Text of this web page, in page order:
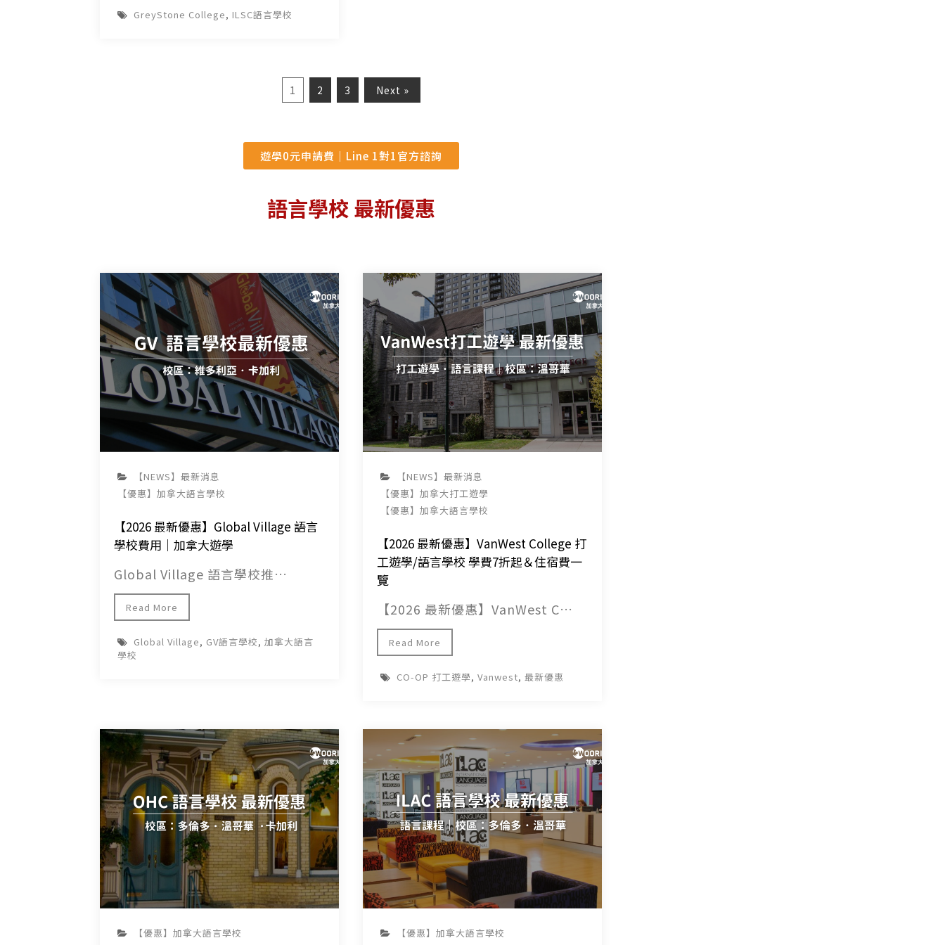
GreyStone College, ILSC語言學校
1 2 3 Next »
遊學0元申請費｜Line 1對1官方諮詢
語言學校 最新優惠
【NEWS】最新消息
【優惠】加拿大語言學校
【2026 最新優惠】Global Village 語言
學校費用｜加拿大遊學
Global Village 語言學校推…
Read More
Global Village, GV語言學校, 加拿大語言
學校
【NEWS】最新消息
【優惠】加拿大打工遊學
【優惠】加拿大語言學校
【2026 最新優惠】VanWest College 打
工遊學/語言學校 學費7折起＆住宿費一
覽
【2026 最新優惠】VanWest C…
Read More
CO-OP 打工遊學,Vanwest,最新優惠
【優惠】加拿大語言學校 【優惠】加拿大語言學校